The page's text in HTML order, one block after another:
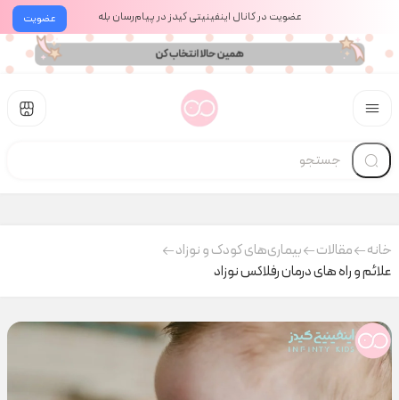
عضویت عضویت در کانال اینفینیتی کیدز در پیام‌رسان بله
خانه مقالات
بیماری‌های کودک و نوزاد
علائم و راه های درمان رفلاکس نوزاد